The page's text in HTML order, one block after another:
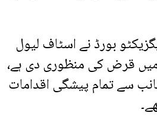
بورڈ نے اسٹاف لیول
قرض کی منظوری دی ہے،
سے تمام پیشگی اقدامات